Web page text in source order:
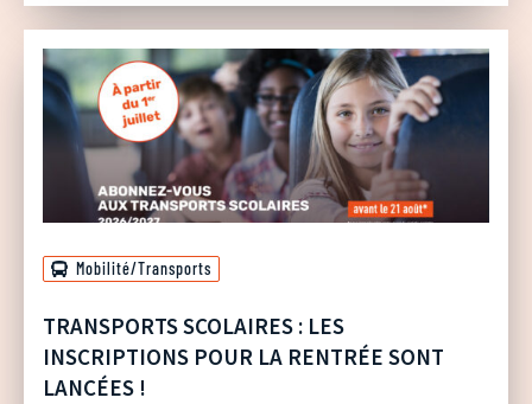
Mobilité/Transports
TRANSPORTS SCOLAIRES : LES
INSCRIPTIONS POUR LA RENTRÉE SONT
LANCÉES !